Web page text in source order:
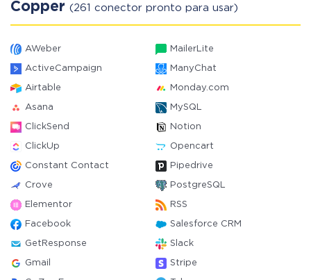
Copper (261 conector pronto para usar)
AWeber MailerLite
ActiveCampaign ManyChat
Airtable Monday.com
Asana MySQL
ClickSend Notion
ClickUp Opencart
Constant Contact Pipedrive
Crove PostgreSQL
Elementor RSS
Facebook Salesforce CRM
GetResponse Slack
Gmail Stripe